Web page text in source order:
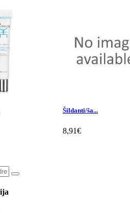
Šildanti/ša...
8,91€